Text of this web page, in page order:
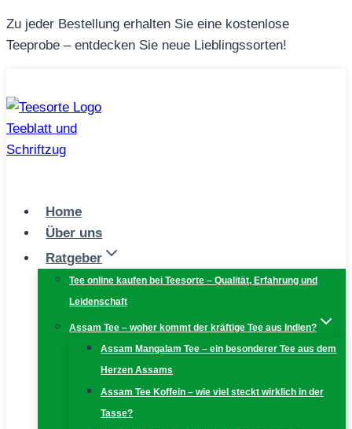
Zum
Inhalt
Zu jeder Bestellung erhalten Sie eine kostenlose
Teeprobe – entdecken Sie neue Lieblingssorten!
Home
Über uns
Ratgeber
Tee online kaufen bei Teesorte – Qualität, Erfahrung und
Leidenschaft
Assam Tee – woher kommt der kräftige Tee aus Indien?
Assam Mangalam Tee – ein besonderer Tee aus dem
Herzen Assams
Assam Tee Koffein – wie viel steckt wirklich in der
Tasse?